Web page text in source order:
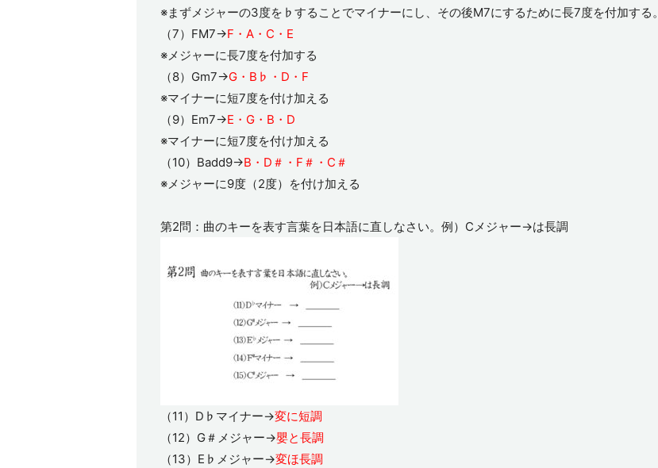
※まずメジャーの3度を♭することでマイナーにし、その後M7にするために長7度を付加する。
（7）FM7→F・A・C・E
※メジャーに長7度を付加する
（8）Gm7→G・B♭・D・F
※マイナーに短7度を付け加える
（9）Em7→E・G・B・D
※マイナーに短7度を付け加える
（10）Badd9→B・D＃・F＃・C＃
※メジャーに9度（2度）を付け加える
第2問：曲のキーを表す言葉を日本語に直しなさい。例）Cメジャー→は長調
（11）D♭マイナー→変に短調
（12）G＃メジャー→嬰と長調
（13）E♭メジャー→変ほ長調